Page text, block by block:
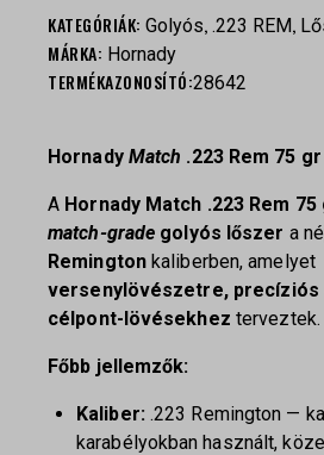
KATEGÓRIÁK: Golyós, .223 REM,
MÁRKA: Hornady
TERMÉKAZONOSÍTÓ:28642
Hornady Match .223 Rem 75
A Hornady Match .223 Rem 75
match-grade golyós lőszer a
Remingtonkaliberben, amelyet
versenylövészetre, precíziós
célpont-lövésekhez terveztek.
Főbb jellemzők:
Kaliber: .223 Remington —
karabélyokban használt,